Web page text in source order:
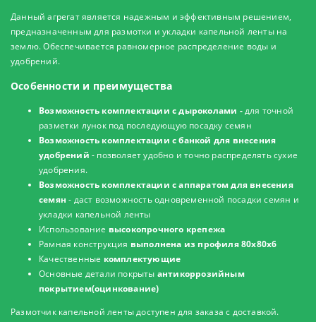
Данный агрегат является надежным и эффективным решением,
предназначенным для размотки и укладки капельной ленты на
землю. Обеспечивается равномерное распределение воды и
удобрений.
Особенности и преимущества
Возможность комплектации с дыроколами -для точной
разметки лунок под последующую посадку семян
Возможность комплектации с банкой для внесения
удобрений - позволяет удобно и точно распределять сухие
удобрения.
Возможность комплектации с аппаратом для внесения
семян - даст возможность одновременной посадки семян и
укладки капельной ленты
Использование высокопрочного крепежа
Рамная конструкция выполнена из профиля 80x80x6
Качественные комплектующие
Основные детали покрыты антикоррозийным
покрытием(оцинкование)
Размотчик капельной ленты доступен для заказа с доставкой.